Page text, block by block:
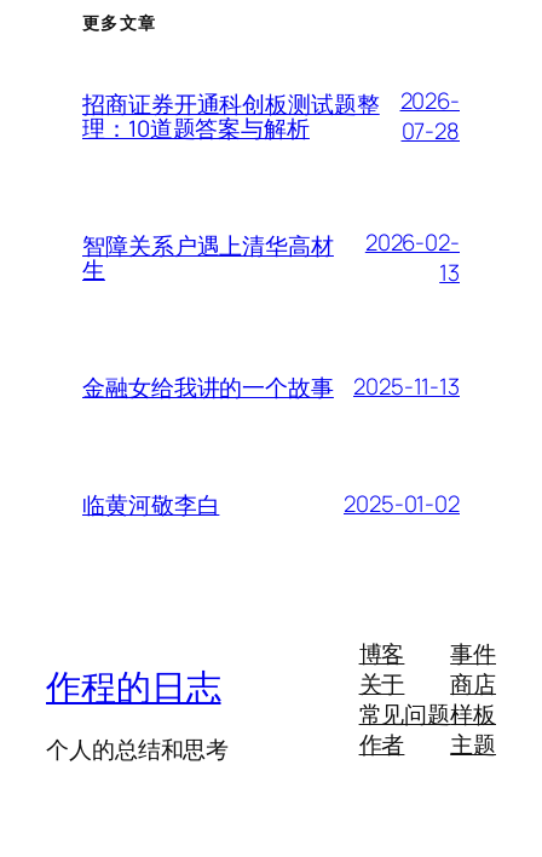
更多文章
招商证券开通科创板测试题整
理：10道题答案与解析
2026-
07-28
智障关系户遇上清华高材
生
2026-02-
13
金融女给我讲的一个故事 2025-11-13
临黄河敬李白 2025-01-02
作程的日志
个人的总结和思考
博客
关于
常见问题
作者
事件
商店
样板
主题